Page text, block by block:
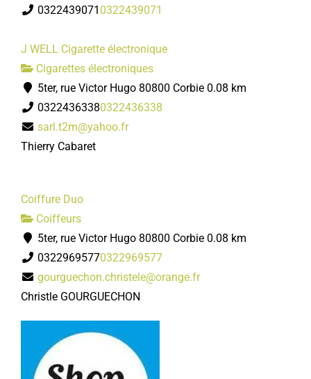
0322439071 0322439071
J WELL Cigarette électronique
Cigarettes électroniques
5ter, rue Victor Hugo 80800 Corbie 0.08 km
03224363380322436338
sarl.t2m@yahoo.fr
Thierry Cabaret
Coiffure Duo
Coiffeurs
5ter, rue Victor Hugo 80800 Corbie 0.08 km
03229695770322969577
gourguechon.christele@orange.fr
Christle GOURGUECHON